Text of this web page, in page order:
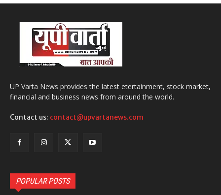
UP Varta News provides the latest etertainment, stock market,
financial and business news from around the world.
Contact us: contact@upvartanews.com
POPULAR POSTS